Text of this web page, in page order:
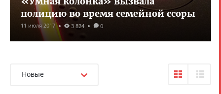
полицию во время семейной ссоры
11 июля 2017 3 824 0
Новые